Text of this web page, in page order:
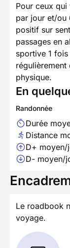
Pour ceux
par jour et/ou
positif sur
passages en
sportive 1
physique.
En
Randonnée
Durée
Distance
D+
D- moyen/
Le roadbook
voyage.